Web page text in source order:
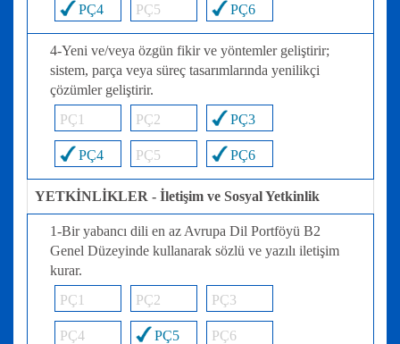
PÇ4 PÇ5 PÇ6
4-Yeni ve/veya özgün fikir ve yöntemler geliştirir;
sistem, parça veya süreç tasarımlarında yenilikçi
çözümler geliştirir.
PÇ1
PÇ2 PÇ3
PÇ4 PÇ5 PÇ6
YETKİNLİKLER - İletişim ve Sosyal Yetkinlik
1-Bir yabancı dili en az Avrupa Dil Portföyü B2
Genel Düzeyinde kullanarak sözlü ve yazılı iletişim
kurar.
PÇ1
PÇ2 PÇ3
PÇ4 PÇ5 PÇ6